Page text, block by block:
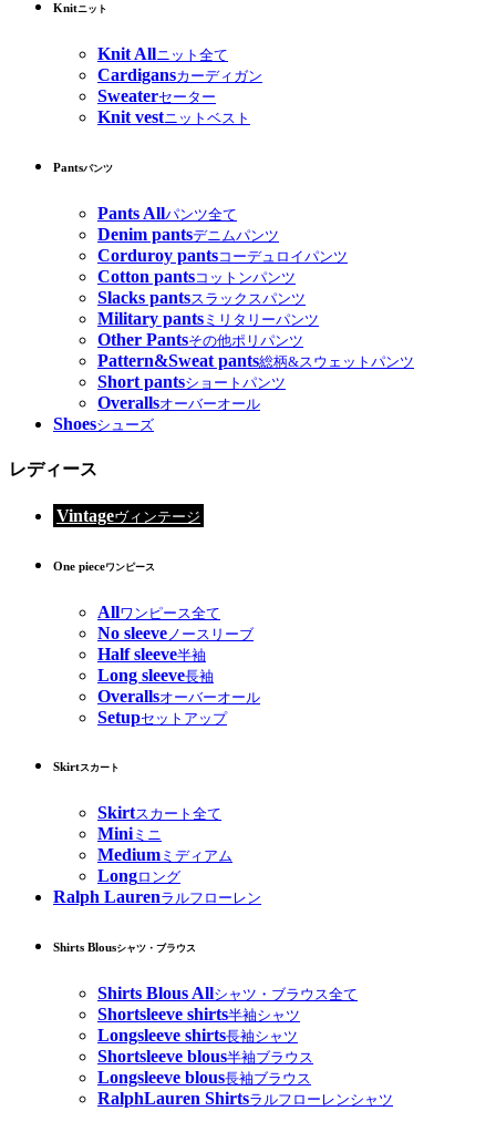
Knitニット
Knit Allニット全て
Cardigansカーディガン
Sweaterセーター
Knit vestニットベスト
Pantsパンツ
Pants Allパンツ全て
Denim pantsデニムパンツ
Corduroy pantsコーデュロイパンツ
Cotton pantsコットンパンツ
Slacks pantsスラックスパンツ
Military pants ミリタリーパンツ
Other Pantsその他ポリパンツ
Pattern&Sweat pants総柄&スウェットパンツ
Short pantsショートパンツ
Overallsオーバーオール
Shoesシューズ
レディース
Vintageヴィンテージ
One pieceワンピース
Allワンピース全て
No sleeve ノースリーブ
Half sleeve半袖
Long sleeve長袖
Overallsオーバーオール
Setupセットアップ
Skirtスカート
Skirtスカート全て
Miniミニ
Medium ミディアム
Longロング
Ralph Laurenラルフローレン
Shirts Blousシャツ・ブラウス
Shirts Blous Allシャツ・ブラウス全て
Shortsleeve shirts半袖シャツ
Longsleeve shirts長袖シャツ
Shortsleeve blous半袖ブラウス
Longsleeve blous長袖ブラウス
RalphLauren Shirtsラルフローレンシャツ